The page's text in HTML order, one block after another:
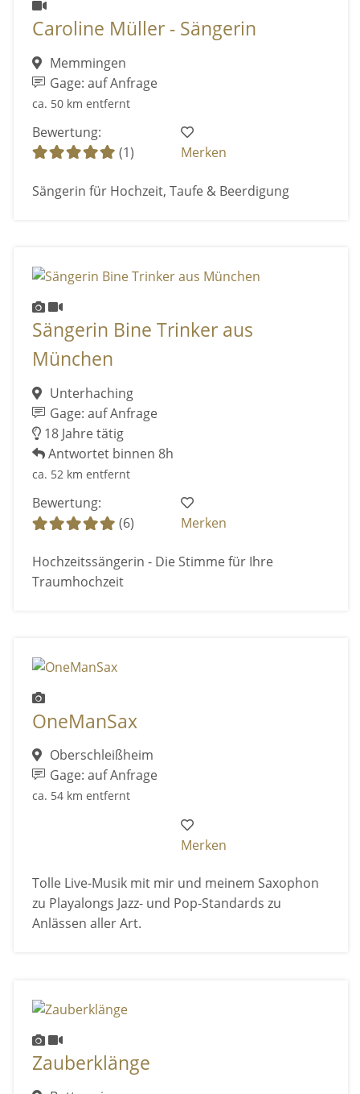
Caroline Müller - Sängerin
Memmingen
Gage: auf Anfrage
ca. 50 km entfernt
Bewertung:
(1)
Merken
Sängerin für Hochzeit, Taufe & Beerdigung
Sängerin Bine Trinker aus
München
Unterhaching
Gage: auf Anfrage
18 Jahre tätig
Antwortet binnen 8h
ca. 52 km entfernt
Bewertung:
(6)
Merken
Hochzeitssängerin - Die Stimme für Ihre
Traumhochzeit
OneManSax
Oberschleißheim
Gage: auf Anfrage
ca. 54 km entfernt
Merken
Tolle Live-Musik mit mir und meinem Saxophon
zu Playalongs Jazz- und Pop-Standards zu
Anlässen aller Art.
Zauberklänge